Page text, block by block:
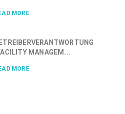
MORE
MANAGEM...
MORE